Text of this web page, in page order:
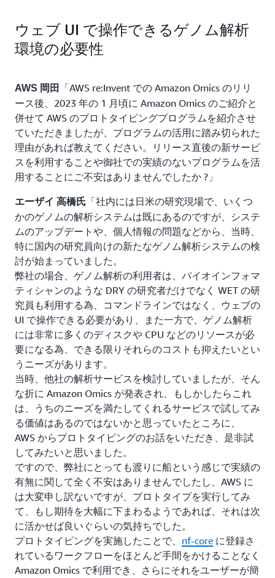
ウェブ UI で操作できるゲノム解析
環境の必要性
AWS 岡田
「AWS re:Invent での Amazon Omics のリリ
ース後、2023 年の 1 月頃に Amazon Omics のご紹介と
併せて AWS のプロトタイピングプログラムを紹介させ
ていただきましたが、プログラムの活用に踏み切られた
理由があれば教えてください。リリース直後の新サービ
スを利用することや御社での実績のないプログラムを活
用することにご不安はありませんでしたか ?」
エーザイ 高橋氏 「社内には日米の研究現場で、いくつ
かのゲノムの解析システムは既にあるのですが、システ
ムのアップデートや、個人情報の問題などから、当時、
特に国内の研究員向けの新たなゲノム解析システムの検
討が始まっていました。
弊社の場合、ゲノム解析の利用者は、バイオインフォマ
ティシャンのような DRY の研究者だけでなく WET の研
究員も利用する為、コマンドラインではなく、ウェブの
UI で操作できる必要があり、また一方で、ゲノム解析
には非常に多くのディスクや CPU などのリソースが必
要になる為、できる限りそれらのコストも抑えたいとい
うニーズがあります。
当時、他社の解析サービスを検討していましたが、そん
な折に Amazon Omics が発表され、もしかしたらこれ
は、うちのニーズを満たしてくれるサービスで試してみ
る価値はあるのではないかと思っていたところに、
AWS からプロトタイピングのお話をいただき、是非試
してみたいと思いました。
ですので、弊社にとっても渡りに船という感じで実績の
有無に関して全く不安はありませんでしたし、AWS に
は大変申し訳ないですが、プロトタイプを実行してみ
て、もし期待を大幅に下まわるようであれば、それは次
に活かせば良いぐらいの気持ちでした。
プロトタイピングを実施したことで、 nf-core に登録さ
れているワークフローをほとんど手間をかけることなく
Amazon Omics で利用でき、さらにそれをユーザーが簡